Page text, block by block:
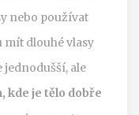
nebo používat
mít dlouhé vlasy
jednodušší, ale
kde je tělo dobře